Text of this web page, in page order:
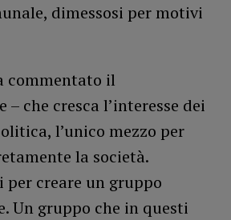
dimessosi per motivi
commentato il
– che cresca l’interesse dei
l’unico mezzo per
la società.
per creare un gruppo
Un gruppo che in questi